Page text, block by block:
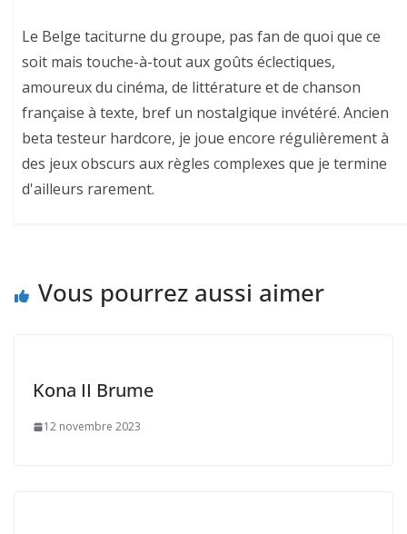
Le Belge taciturne du groupe, pas fan de quoi que ce
soit mais touche-à-tout aux goûts éclectiques,
amoureux du cinéma, de littérature et de chanson
française à texte, bref un nostalgique invétéré. Ancien
beta testeur hardcore, je joue encore régulièrement à
des jeux obscurs aux règles complexes que je termine
d'ailleurs rarement.
Vous pourrez aussi aimer
Kona II Brume
12 novembre 2023